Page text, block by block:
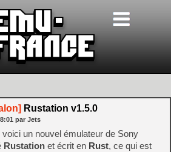
Rustation v1.5.0
par Jets
un nouvel émulateur de Sony
Rustation et écrit en Rust, ce qui est